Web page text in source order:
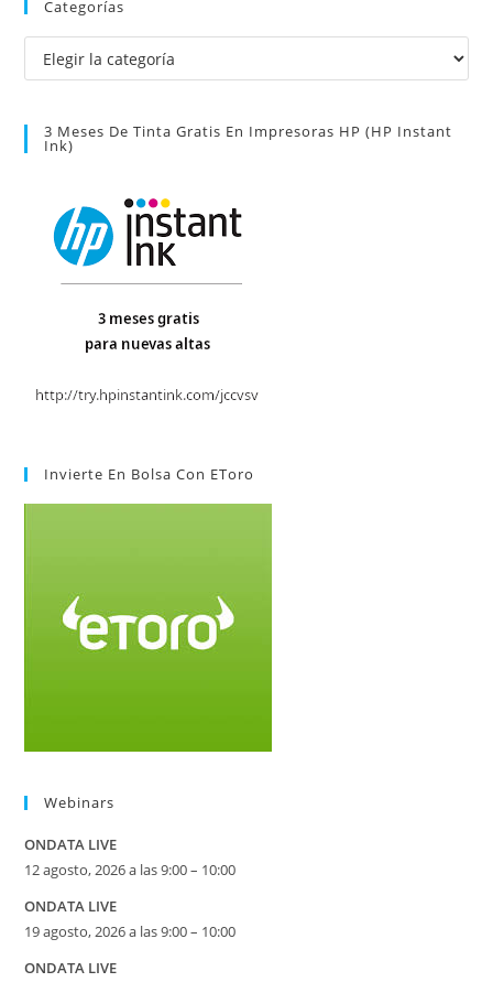
Categorías
Categorías
3 Meses De Tinta Gratis En Impresoras HP (HP Instant
Ink)
Invierte En Bolsa Con EToro
Webinars
ONDATA LIVE
12 agosto, 2026 a las 9:00 – 10:00
ONDATA LIVE
19 agosto, 2026 a las 9:00 – 10:00
ONDATA LIVE